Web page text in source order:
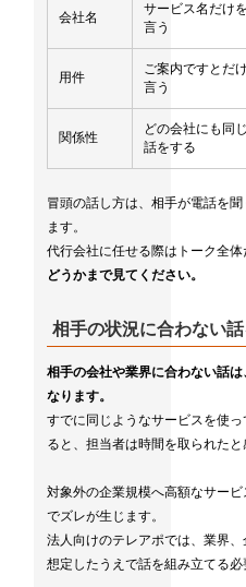
会社名
サービス名だけを
言う
用件
ご案内ですとだけ
言う
関係性
どの会社にも同じ
話をする
冒頭の話し方は、相手が電話を
ます。
代行会社に任せる際はトーク全体
どうかまで見てください。
相手の状況に合わない
相手の会社や業界に合わない話
なります。
すでに同じようなサービスを使
ると、担当者は時間を取られたと
対象外の企業規模へ高額なサー
でズレが生じます。
法人向けのテレアポでは、業界
想定したうえで話を組み立てる必